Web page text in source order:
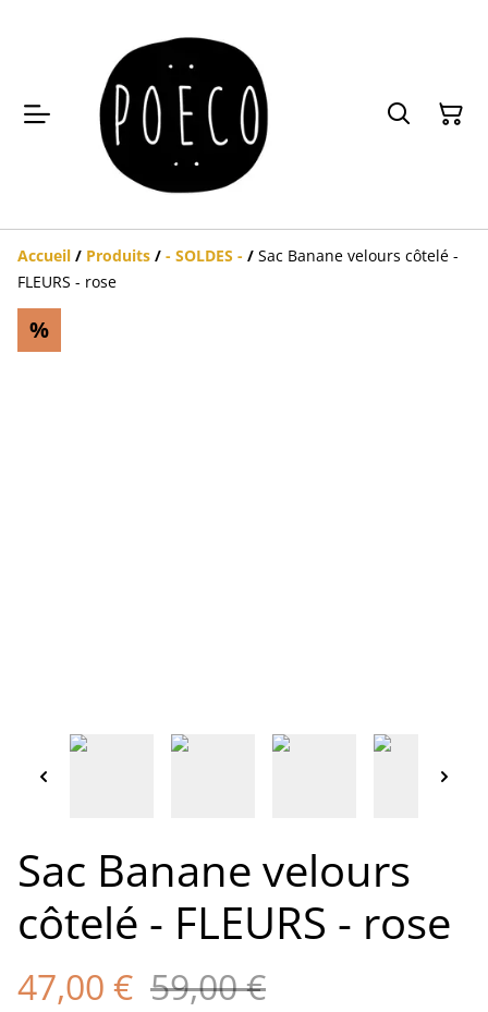
Accueil / Produits / - SOLDES - / Sac Banane velours côtelé -
FLEURS - rose
%
Sac Banane velours
côtelé - FLEURS - rose
47,00 € 59,00 €